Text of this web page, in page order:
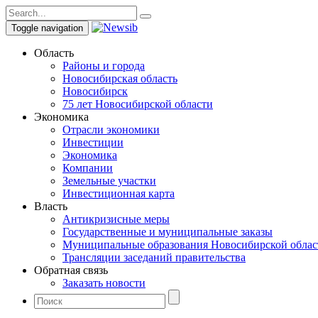
Toggle navigation
Область
Районы и города
Новосибирская область
Новосибирск
75 лет Новосибирской области
Экономика
Отрасли экономики
Инвестиции
Экономика
Компании
Земельные участки
Инвестиционная карта
Власть
Антикризисные меры
Государственные и муниципальные заказы
Муниципальные образования Новосибирской
Трансляции заседаний правительства
Обратная связь
Заказать новости